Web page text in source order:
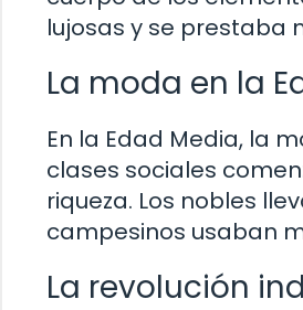
lujosas y se prestaba
La moda en la
En la Edad Media, la
clases sociales
riqueza. Los nobles
campesinos usaban
La revolución